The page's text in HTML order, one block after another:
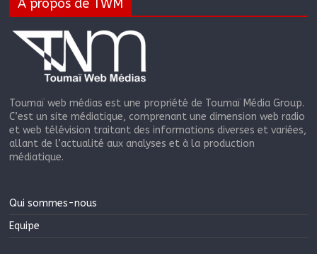
A propos de TWM
Toumaï web médias est une propriété de Toumaï Média Group.
C’est un site médiatique, comprenant une dimension web radio
et web télévision traitant des informations diverses et variées,
allant de l’actualité aux analyses et à la production
médiatique.
Qui sommes-nous
Equipe